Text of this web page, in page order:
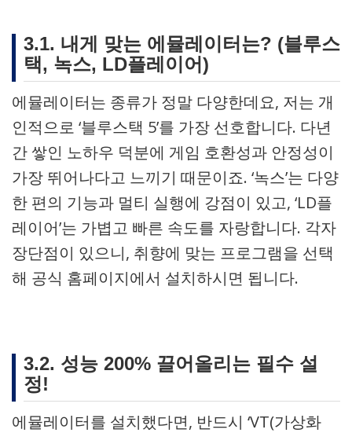
3.1. 내게 맞는 에뮬레이터는? (블루스
택, 녹스, LD플레이어)
에뮬레이터는 종류가 정말 다양한데요, 저는 개
인적으로 ‘블루스택 5’를 가장 선호합니다. 다년
간 쌓인 노하우 덕분에 게임 호환성과 안정성이
가장 뛰어나다고 느끼기 때문이죠. ‘녹스’는 다양
한 편의 기능과 멀티 실행에 강점이 있고, ‘LD플
레이어’는 가볍고 빠른 속도를 자랑합니다. 각자
장단점이 있으니, 취향에 맞는 프로그램을 선택
해 공식 홈페이지에서 설치하시면 됩니다.
3.2. 성능 200% 끌어올리는 필수 설
정!
에뮬레이터를 설치했다면, 반드시 ‘VT(가상화